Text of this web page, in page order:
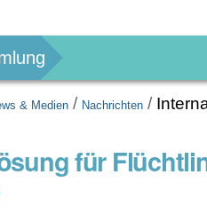
& Medien / Nachrichten /
für